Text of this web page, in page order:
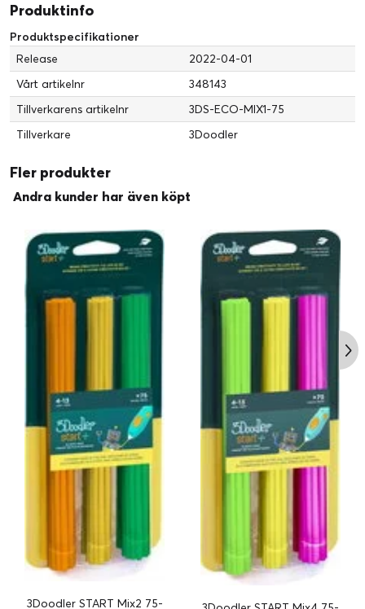
Produktinfo
Produktspecifikationer
Release
2022-04-01
Vårt artikelnr
348143
Tillverkarens artikelnr
3DS-ECO-MIX1-75
Tillverkare
3Doodler
Fler produkter
Andra kunder har även köpt
3Doodler START Mix2 75-